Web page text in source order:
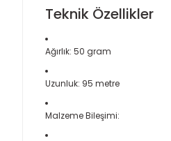
Teknik Özellikler
Ağırlık: 50 gram
Uzunluk: 95 metre
Malzeme Bileşimi: